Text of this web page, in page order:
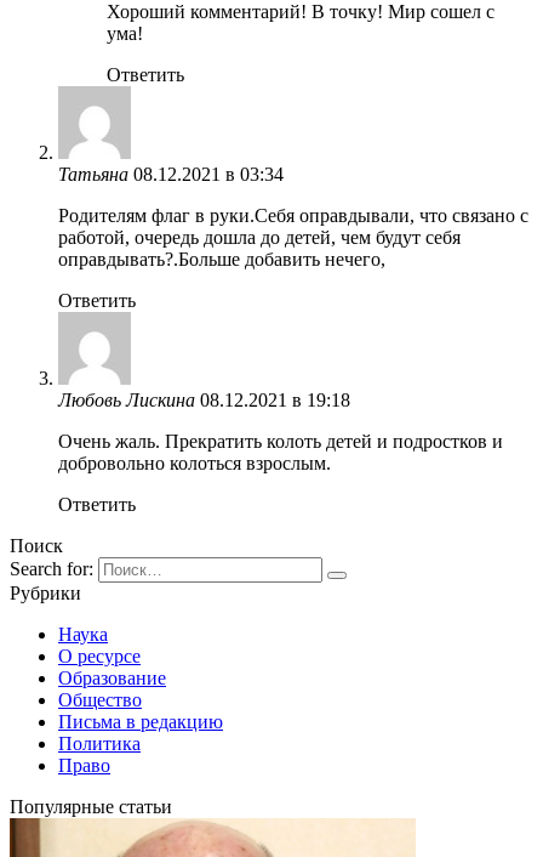
Хороший комментарий! В точку! Мир сошел с
ума!
Ответить
Татьяна 08.12.2021 в 03:34
Родителям флаг в руки.Себя оправдывали, что связано с
работой, очередь дошла до детей, чем будут себя
оправдывать?.Больше добавить нечего,
Ответить
Любовь Лискина 08.12.2021 в 19:18
Очень жаль. Прекратить колоть детей и подростков и
добровольно колоться взрослым.
Ответить
Поиск
Search for:
Рубрики
Наука
О ресурсе
Образование
Общество
Письма в редакцию
Политика
Право
Популярные статьи